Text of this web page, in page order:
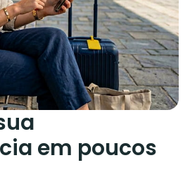
em poucos